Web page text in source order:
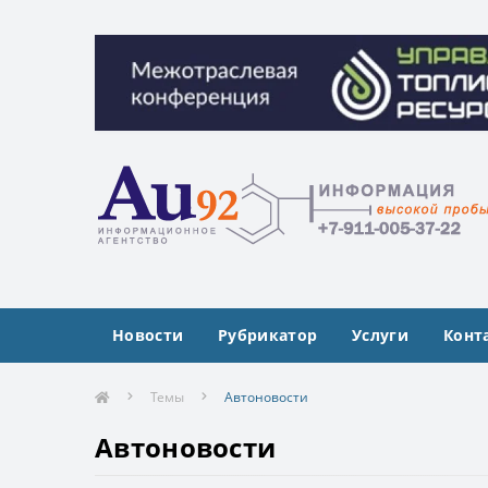
Межотраслевая конференция
Межотраслевая конференция
Новости Рубрикатор Услуги
Темы Автоновости
Автоновости